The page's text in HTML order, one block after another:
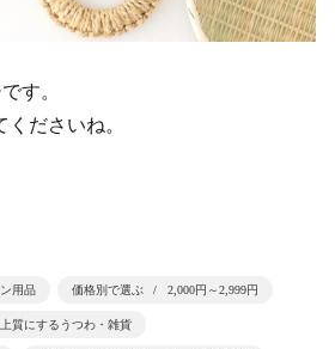
す。
ださいね。
用品 価格別で選ぶ 2,000円～2,999円
質にするうつわ・雑貨